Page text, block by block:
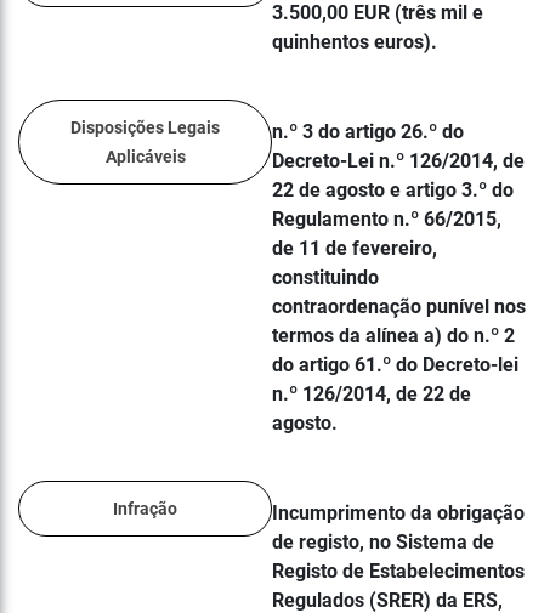
3.500,00 EUR (três mil e
quinhentos euros).
Disposições Legais
Aplicáveis
n.º 3 do artigo 26.º do
Decreto-Lei n.º 126/2014, de
22 de agosto e artigo 3.º do
Regulamento n.º 66/2015,
de 11 de fevereiro,
constituindo
contraordenação punível nos
termos da alínea a) do n.º 2
do artigo 61.º do Decreto-lei
n.º 126/2014, de 22 de
agosto.
Infração
Incumprimento da obrigação
de registo, no Sistema de
Registo de Estabelecimentos
Regulados (SRER) da ERS,